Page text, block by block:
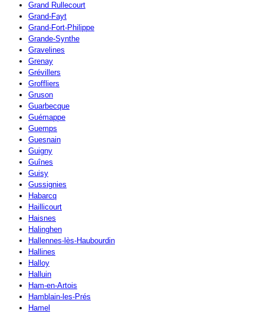
Grand Rullecourt
Grand-Fayt
Grand-Fort-Philippe
Grande-Synthe
Gravelines
Grenay
Grévillers
Groffliers
Gruson
Guarbecque
Guémappe
Guemps
Guesnain
Guigny
Guînes
Guisy
Gussignies
Habarcq
Haillicourt
Haisnes
Halinghen
Hallennes-lès-Haubourdin
Hallines
Halloy
Halluin
Ham-en-Artois
Hamblain-les-Prés
Hamel